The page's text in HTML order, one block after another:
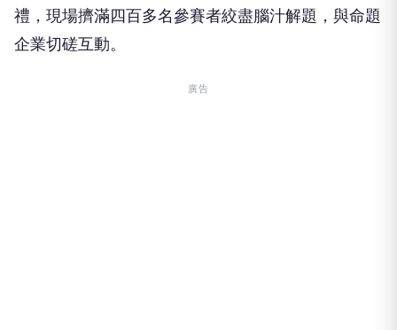
禮，現場擠滿四百多名參賽者絞盡腦汁解題，與命題
企業切磋互動。
廣告